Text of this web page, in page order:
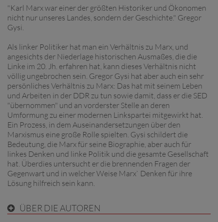
"Karl Marx war einer der größten Historiker und Ökonomen
nicht nur unseres Landes, sondern der Geschichte." Gregor
Gysi.
Als linker Politiker hat man ein Verhältnis zu Marx, und
angesichts der Niederlage historischen Ausmaßes, die die
Linke im 20. Jh. erfahren hat, kann dieses Verhältnis nicht
völlig ungebrochen sein. Gregor Gysi hat aber auch ein sehr
persönliches Verhältnis zu Marx: Das hat mit seinem Leben
und Arbeiten in der DDR zu tun sowie damit, dass er die SED
"übernommen" und an vorderster Stelle an deren
Umformung zu einer modernen Linkspartei mitgewirkt hat.
Ein Prozess, in dem Auseinandersetzungen über den
Marxismus eine große Rolle spielten. Gysi schildert die
Bedeutung, die Marx für seine Biographie, aber auch für
linkes Denken und linke Politik und die gesamte Gesellschaft
hat. Überdies untersucht er die brennenden Fragen der
Gegenwart und in welcher Weise Marx` Denken für ihre
Lösung hilfreich sein kann.
ÜBER DIE AUTOREN